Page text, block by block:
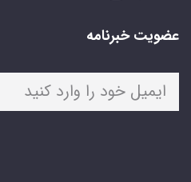
عضویت خبرنامه